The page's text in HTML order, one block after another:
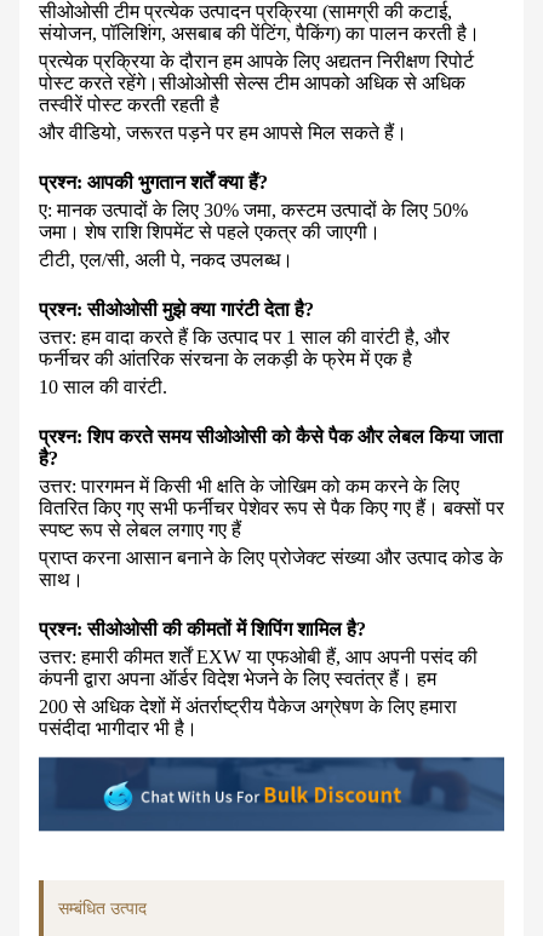
सीओओसी टीम प्रत्येक उत्पादन प्रक्रिया (सामग्री की कटाई,
संयोजन, पॉलिशिंग, असबाब की पेंटिंग, पैकिंग) का पालन करती है।
प्रत्येक प्रक्रिया के दौरान हम आपके लिए अद्यतन निरीक्षण रिपोर्ट
पोस्ट करते रहेंगे।सीओओसी सेल्स टीम आपको अधिक से अधिक
तस्वीरें पोस्ट करती रहती है
और वीडियो, जरूरत पड़ने पर हम आपसे मिल सकते हैं।
प्रश्न: आपकी भुगतान शर्तें क्या हैं?
ए: मानक उत्पादों के लिए 30% जमा, कस्टम उत्पादों के लिए 50%
जमा। शेष राशि शिपमेंट से पहले एकत्र की जाएगी।
टीटी, एल/सी, अली पे, नकद उपलब्ध।
प्रश्न: सीओओसी मुझे क्या गारंटी देता है?
उत्तर: हम वादा करते हैं कि उत्पाद पर 1 साल की वारंटी है, और
फर्नीचर की आंतरिक संरचना के लकड़ी के फ्रेम में एक है
10 साल की वारंटी.
प्रश्न: शिप करते समय सीओओसी को कैसे पैक और लेबल किया जाता
है?
उत्तर: पारगमन में किसी भी क्षति के जोखिम को कम करने के लिए
वितरित किए गए सभी फर्नीचर पेशेवर रूप से पैक किए गए हैं। बक्सों पर
स्पष्ट रूप से लेबल लगाए गए हैं
प्राप्त करना आसान बनाने के लिए प्रोजेक्ट संख्या और उत्पाद कोड के
साथ।
प्रश्न: सीओओसी की कीमतों में शिपिंग शामिल है?
उत्तर: हमारी कीमत शर्तें EXW या एफओबी हैं, आप अपनी पसंद की
कंपनी द्वारा अपना ऑर्डर विदेश भेजने के लिए स्वतंत्र हैं। हम
200 से अधिक देशों में अंतर्राष्ट्रीय पैकेज अग्रेषण के लिए हमारा
पसंदीदा भागीदार भी है।
सम्बंधित उत्पाद